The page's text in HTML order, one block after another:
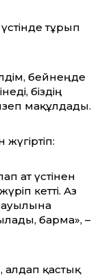
тұрып
бейнеңде
біздің
мақұлдады.
ат үстінен
кетті. Аз
барма», –
алдап қастық